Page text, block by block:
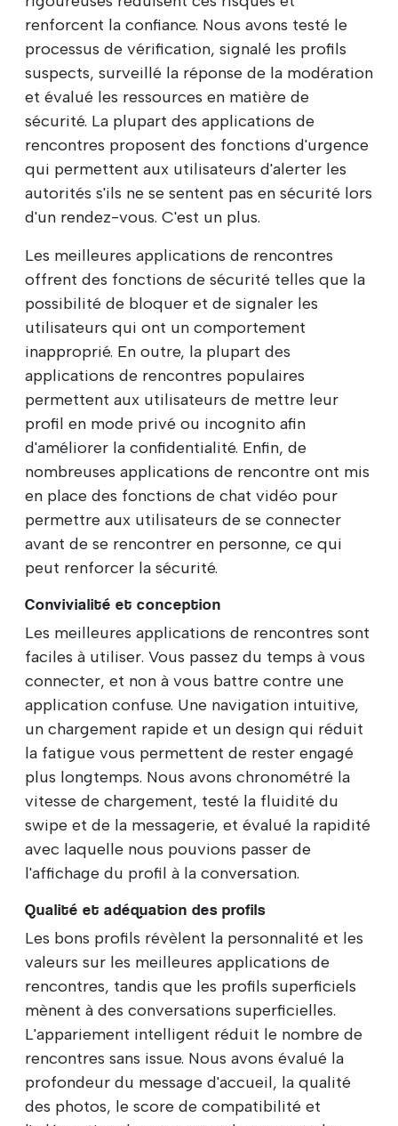
renforcent la confiance. Nous avons testé le
processus de vérification, signalé les profils
suspects, surveillé la réponse de la modération
et évalué les ressources en matière de
sécurité. La plupart des applications de
rencontres proposent des fonctions d'urgence
qui permettent aux utilisateurs d'alerter les
autorités s'ils ne se sentent pas en sécurité lors
d'un rendez-vous. C'est un plus.
Les meilleures applications de rencontres
offrent des fonctions de sécurité telles que la
possibilité de bloquer et de signaler les
utilisateurs qui ont un comportement
inapproprié. En outre, la plupart des
applications de rencontres populaires
permettent aux utilisateurs de mettre leur
profil en mode privé ou incognito afin
d'améliorer la confidentialité. Enfin, de
nombreuses applications de rencontre ont mis
en place des fonctions de chat vidéo pour
permettre aux utilisateurs de se connecter
avant de se rencontrer en personne, ce qui
peut renforcer la sécurité.
Convivialité et conception
Les meilleures applications de rencontres sont
faciles à utiliser. Vous passez du temps à vous
connecter, et non à vous battre contre une
application confuse. Une navigation intuitive,
un chargement rapide et un design qui réduit
la fatigue vous permettent de rester engagé
plus longtemps. Nous avons chronométré la
vitesse de chargement, testé la fluidité du
swipe et de la messagerie, et évalué la rapidité
avec laquelle nous pouvions passer de
l'affichage du profil à la conversation.
Qualité et adéquation des profils
Les bons profils révèlent la personnalité et les
valeurs sur les meilleures applications de
rencontres, tandis que les profils superficiels
mènent à des conversations superficielles.
L'appariement intelligent réduit le nombre de
rencontres sans issue. Nous avons évalué la
profondeur du message d'accueil, la qualité
des photos, le score de compatibilité et